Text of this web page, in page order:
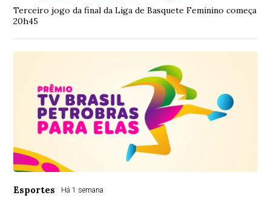
Terceiro jogo da final da Liga de Basquete Feminino começa
20h45
Esportes Há 1 semana